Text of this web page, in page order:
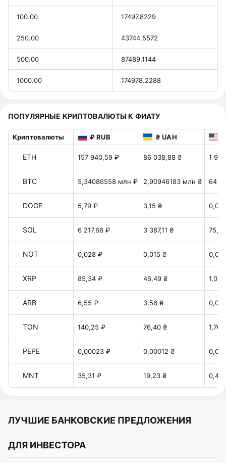
100.00 17497.8229
250.00 43744.5572
500.00 87489.1144
1000.00 174978.2288
ПОПУЛЯРНЫЕ КРИПТОВАЛЮТЫ К ФИАТУ
Криптовалюты ₽ RUB ₴ UAH
ETH 157 940,59 ₽ 86 038,88 ₴ 1
BTC 5,34086558 млн ₽ 2,90946183 млн ₴ 64
DOGE 5,79 ₽ 3,15 ₴ 0,07
SOL 6 217,68 ₽ 3 387,11 ₴
NOT 0,028 ₽ 0,015 ₴
XRP 85,34 ₽ 46,49 ₴
ARB 6,55 ₽ 3,56 ₴
TON 140,25 ₽ 76,40 ₴ 1,70
PEPE 0,00023 ₽ 0,00012 ₴
MNT 35,31 ₽ 19,23 ₴ 0,42
ЛУЧШИЕ БАНКОВСКИЕ ПРЕДЛОЖЕНИЯ
Альфа-Банк
ДЛЯ ИНВЕСТОРА